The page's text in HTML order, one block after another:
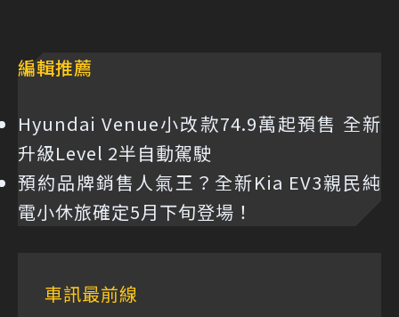
編輯推薦
Hyundai Venue小改款74.9萬起預售 全新
升級Level 2半自動駕駛
預約品牌銷售人氣王？全新Kia EV3親民純
電小休旅確定5月下旬登場！
車訊最前線